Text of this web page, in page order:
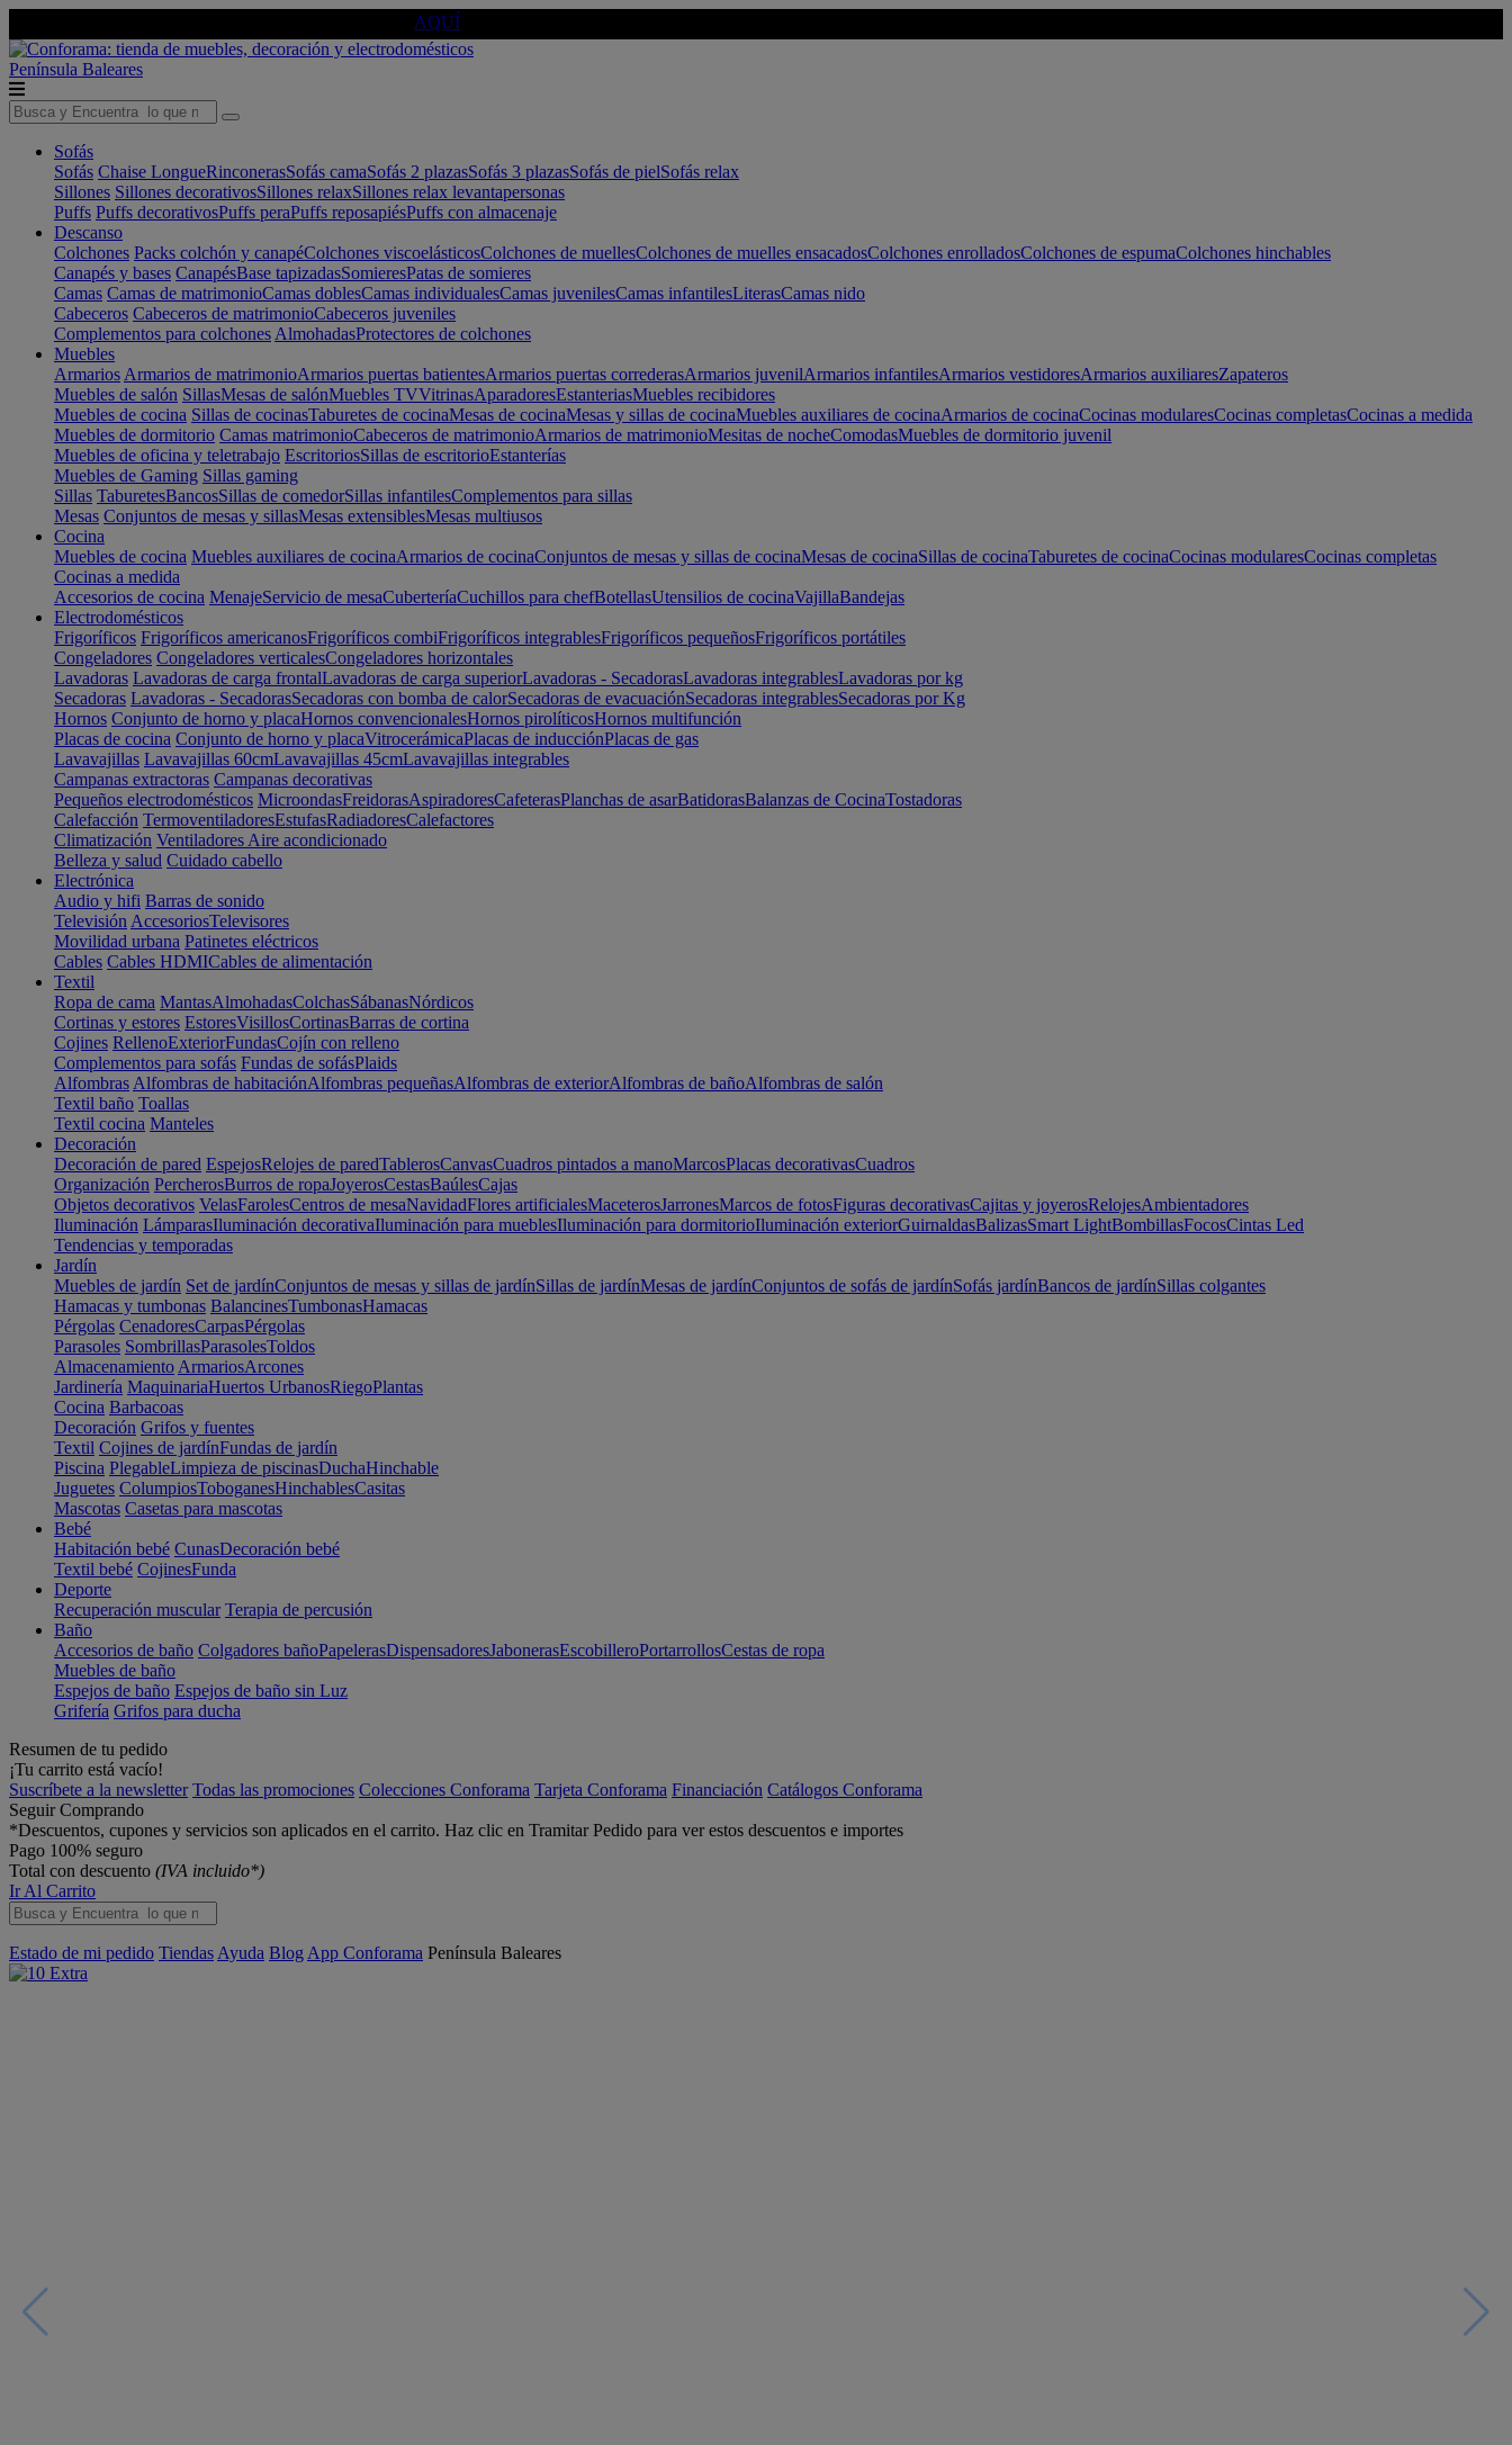
AQUÍ
Península Baleares
Sofás
Sofás Chaise LongueRinconerasSofás camaSofás 2 plazasSofás 3 plazasSofás de pielSofás relax
Sillones Sillones decorativosSillones relaxSillones relax levantapersonas
Puffs Puffs decorativosPuffs peraPuffs reposapiésPuffs con almacenaje
Descanso
Colchones Packs colchón y canapéColchones viscoelásticosColchones de muellesColchones de muelles ensacadosColchones enrolladosColchones de espumaColchones hinchables
Canapés y bases CanapésBase tapizadasSomieresPatas de somieres
Camas Camas de matrimonioCamas doblesCamas individualesCamas juvenilesCamas infantilesLiterasCamas nido
Cabeceros Cabeceros de matrimonioCabeceros juveniles
Complementos para colchones AlmohadasProtectores de colchones
Muebles
Armarios Armarios de matrimonioArmarios puertas batientesArmarios puertas correderasArmarios juvenilArmarios infantilesArmarios vestidoresArmarios auxiliaresZapateros
Muebles de salón SillasMesas de salónMuebles TVVitrinasAparadoresEstanteriasMuebles recibidores
Muebles de cocina Sillas de cocinasTaburetes de cocinaMesas de cocinaMesas y sillas de cocinaMuebles auxiliares de cocinaArmarios de cocinaCocinas modularesCocinas completasCocinas a medida
Muebles de dormitorio Camas matrimonioCabeceros de matrimonioArmarios de matrimonioMesitas de nocheComodasMuebles de dormitorio juvenil
Muebles de oficina y teletrabajo EscritoriosSillas de escritorioEstanterías
Muebles de Gaming Sillas gaming
Sillas TaburetesBancosSillas de comedorSillas infantilesComplementos para sillas
Mesas Conjuntos de mesas y sillasMesas extensiblesMesas multiusos
Cocina
Muebles de cocina Muebles auxiliares de cocinaArmarios de cocinaConjuntos de mesas y sillas de cocinaMesas de cocinaSillas de cocinaTaburetes de cocinaCocinas modularesCocinas completas
Cocinas a medida
Accesorios de cocina MenajeServicio de mesaCuberteríaCuchillos para chefBotellasUtensilios de cocinaVajillaBandejas
Electrodomésticos
Frigoríficos Frigoríficos americanosFrigoríficos combiFrigoríficos integrablesFrigoríficos pequeñosFrigoríficos portátiles
Congeladores Congeladores verticalesCongeladores horizontales
Lavadoras Lavadoras de carga frontalLavadoras de carga superiorLavadoras - SecadorasLavadoras integrablesLavadoras por kg
Secadoras Lavadoras - SecadorasSecadoras con bomba de calorSecadoras de evacuaciónSecadoras integrablesSecadoras por Kg
Hornos Conjunto de horno y placaHornos convencionalesHornos pirolíticosHornos multifunción
Placas de cocina Conjunto de horno y placaVitrocerámicaPlacas de inducciónPlacas de gas
Lavavajillas Lavavajillas 60cmLavavajillas 45cmLavavajillas integrables
Campanas extractoras Campanas decorativas
Pequeños electrodomésticos MicroondasFreidorasAspiradoresCafeterasPlanchas de asarBatidorasBalanzas de CocinaTostadoras
Calefacción TermoventiladoresEstufasRadiadoresCalefactores
Climatización Ventiladores Aire acondicionado
Belleza y salud Cuidado cabello
Electrónica
Audio y hifi Barras de sonido
Televisión AccesoriosTelevisores
Movilidad urbana Patinetes eléctricos
Cables Cables HDMICables de alimentación
Textil
Ropa de cama MantasAlmohadasColchasSábanasNórdicos
Cortinas y estores EstoresVisillosCortinasBarras de cortina
Cojines RellenoExteriorFundasCojín con relleno
Complementos para sofás Fundas de sofásPlaids
Alfombras Alfombras de habitaciónAlfombras pequeñasAlfombras de exteriorAlfombras de bañoAlfombras de salón
Textil baño Toallas
Textil cocina Manteles
Decoración
Decoración de pared EspejosRelojes de paredTablerosCanvasCuadros pintados a manoMarcosPlacas decorativasCuadros
Organización PercherosBurros de ropaJoyerosCestasBaúlesCajas
Objetos decorativos VelasFarolesCentros de mesaNavidadFlores artificialesMaceterosJarronesMarcos de fotosFiguras decorativasCajitas y joyerosRelojesAmbientadores
Iluminación LámparasIluminación decorativaIluminación para mueblesIluminación para dormitorioIluminación exteriorGuirnaldasBalizasSmart LightBombillasFocosCintas Led
Tendencias y temporadas
Jardín
Muebles de jardín Set de jardínConjuntos de mesas y sillas de jardínSillas de jardínMesas de jardínConjuntos de sofás de jardínSofás jardínBancos de jardínSillas colgantes
Hamacas y tumbonas BalancinesTumbonasHamacas
Pérgolas CenadoresCarpasPérgolas
Parasoles SombrillasParasolesToldos
Almacenamiento ArmariosArcones
Jardinería MaquinariaHuertos UrbanosRiegoPlantas
Cocina Barbacoas
Decoración Grifos y fuentes
Textil Cojines de jardínFundas de jardín
Piscina PlegableLimpieza de piscinasDuchaHinchable
Juguetes ColumpiosToboganesHinchablesCasitas
Mascotas Casetas para mascotas
Bebé
Habitación bebé CunasDecoración bebé
Textil bebé CojinesFunda
Deporte
Recuperación muscular Terapia de percusión
Baño
Accesorios de baño Colgadores bañoPapelerasDispensadoresJabonerasEscobilleroPortarrollosCestas de ropa
Muebles de baño
Espejos de baño Espejos de baño sin Luz
Grifería Grifos para ducha
Resumen de tu pedido
¡Tu carrito está vacío!
Suscríbete a la newsletter Todas las promociones Colecciones Conforama Tarjeta Conforama Financiación Catálogos Conforama
Seguir Comprando
*Descuentos, cupones y servicios son aplicados en el carrito. Haz clic en Tramitar Pedido para ver estos descuentos e importes
Pago 100% seguro
Total con descuento (IVA incluido*)
Ir Al Carrito
Estado de mi pedido Tiendas Ayuda Blog App Conforama Península Baleares